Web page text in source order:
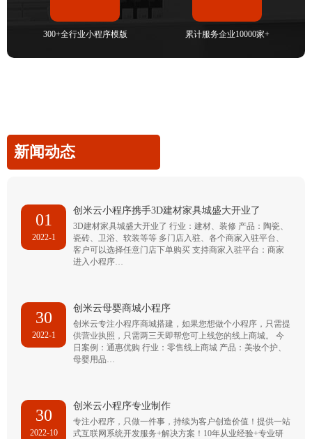
300+全行业小程序模版 累计服务企业10000家+
新闻动态
01
2022-1
创米云小程序携手3D建材家具城盛大开业了
3D建材家具城盛大开业了 行业：建材、装修 产品：陶瓷、
瓷砖、卫浴、软装等等 多门店入驻、各个商家入驻平台、
客户可以选择任意门店下单购买 支持商家入驻平台：商家
进入小程序…
30
2022-1
创米云母婴商城小程序
创米云专注小程序商城搭建，如果您想做个小程序，只需提
供营业执照，只需两三天即帮您可上线您的线上商城。 今
日案例：通惠优购 行业：零售线上商城 产品：美妆个护、
母婴用品…
30
2022-10
创米云小程序专业制作
专注小程序，只做一件事，持续为客户创造价值！提供一站
式互联网系统开发服务+解决方案！10年从业经验+专业研